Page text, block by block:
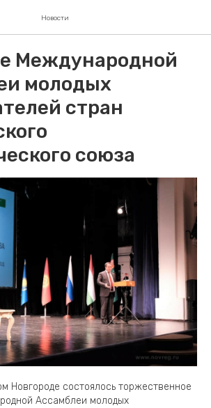
Новости
Международной
молодых
стран
союза
Новгороде состоялось торжественное
Ассамблеи молодых